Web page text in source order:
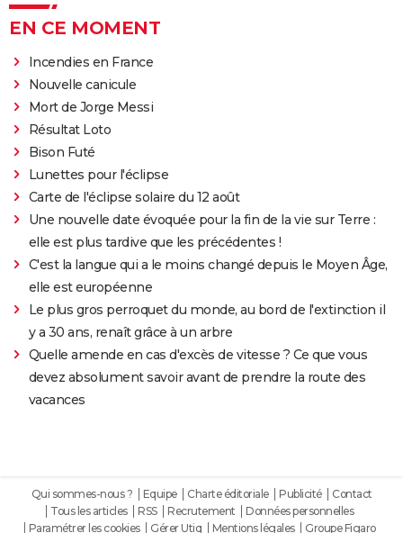
EN CE MOMENT
Incendies en France
Nouvelle canicule
Mort de Jorge Messi
Résultat Loto
Bison Futé
Lunettes pour l'éclipse
Carte de l'éclipse solaire du 12 août
Une nouvelle date évoquée pour la fin de la vie sur Terre :
elle est plus tardive que les précédentes !
C'est la langue qui a le moins changé depuis le Moyen Âge,
elle est européenne
Le plus gros perroquet du monde, au bord de l'extinction il
y a 30 ans, renaît grâce à un arbre
Quelle amende en cas d'excès de vitesse ? Ce que vous
devez absolument savoir avant de prendre la route des
vacances
Qui sommes-nous ? Equipe Charte éditoriale Publicité
Contact
Tous les articles
RSS Recrutement
Données personnelles
Paramétrer les cookies
Gérer Utiq Mentions légales Groupe Figaro